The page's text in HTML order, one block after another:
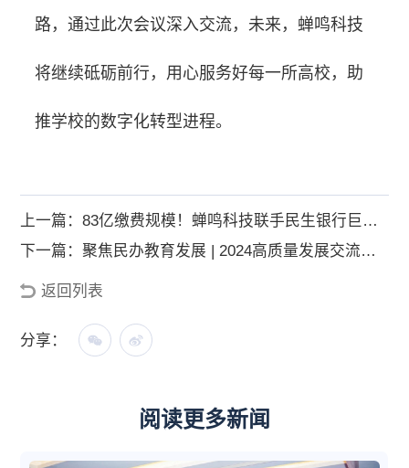
路，通过此次会议深入交流，未来，蝉鸣科技
将继续砥砺前行，用心服务好每一所高校，助
推学校的数字化转型进程。
上一篇：83亿缴费规模！蝉鸣科技联手民生银行巨擘引领教育金融新模式
下一篇：聚焦民办教育发展 | 2024高质量发展交流会在西安成功举办
返回列表
分享：
阅读更多新闻